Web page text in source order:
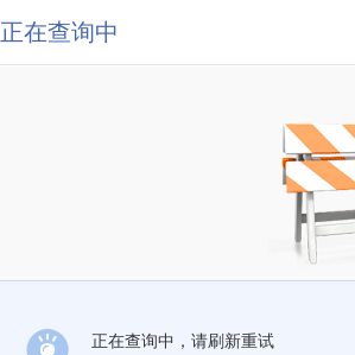
正在查询中
正在查询中，请刷新重试